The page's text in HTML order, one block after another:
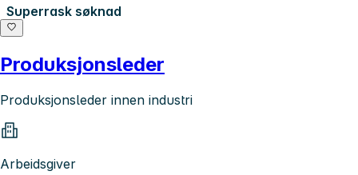
Superrask søknad
Produksjonsleder
Produksjonsleder innen industri
Arbeidsgiver